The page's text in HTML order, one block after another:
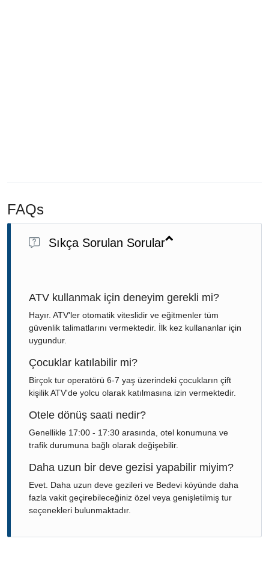
FAQs
Sıkça Sorulan Sorular
ATV kullanmak için deneyim gerekli mi?
Hayır. ATV'ler otomatik viteslidir ve eğitmenler tüm
güvenlik talimatlarını vermektedir. İlk kez kullananlar için
uygundur.
Çocuklar katılabilir mi?
Birçok tur operatörü 6-7 yaş üzerindeki çocukların çift
kişilik ATV'de yolcu olarak katılmasına izin vermektedir.
Otele dönüş saati nedir?
Genellikle 17:00 - 17:30 arasında, otel konumuna ve
trafik durumuna bağlı olarak değişebilir.
Daha uzun bir deve gezisi yapabilir miyim?
Evet. Daha uzun deve gezileri ve Bedevi köyünde daha
fazla vakit geçirebileceğiniz özel veya genişletilmiş tur
seçenekleri bulunmaktadır.